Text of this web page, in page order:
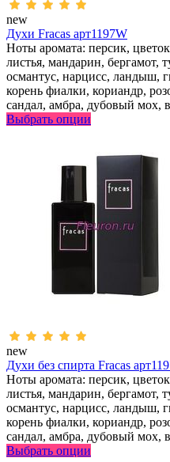
new
Духи Fracas арт1197W
Ноты аромата: персик,
листья, мандарин, бергамот,
османтус, нарцисс, ландыш,
корень фиалки, кориандр,
сандал, амбра, дубовый мох, в
Выбрать опции
new
Духи без спирта Fracas
Ноты аромата: персик,
листья, мандарин, бергамот,
османтус, нарцисс, ландыш,
корень фиалки, кориандр,
сандал, амбра, дубовый мох, в
Выбрать опции